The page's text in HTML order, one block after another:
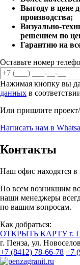
Выгоду в цене
производства;
Визуально-
решением по
Гарантию на
Оставьте номер
Нажимая кнопку вы
данных в
Или пришлите
Написать нам в
Контакты
Наш офис находятся в
По всем возникшим
наши менеджеры
по вашим вопросам.
Как добраться:
ОТКРЫТЬ КАРТУ г.
г. Пенза, ул.
+7 (8412) 78-66-78 +7